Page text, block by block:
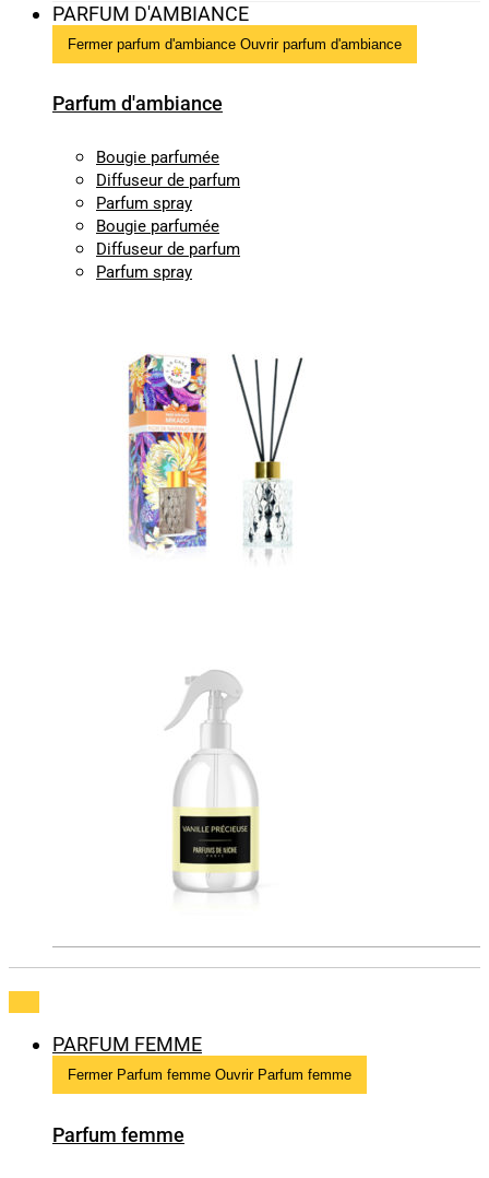
PARFUM D'AMBIANCE
Fermer parfum d'ambiance Ouvrir parfum d'ambiance
Parfum d'ambiance
Bougie parfumée
Diffuseur de parfum
Parfum spray
Bougie parfumée
Diffuseur de parfum
Parfum spray
PARFUM FEMME
Fermer Parfum femme Ouvrir Parfum femme
Parfum femme